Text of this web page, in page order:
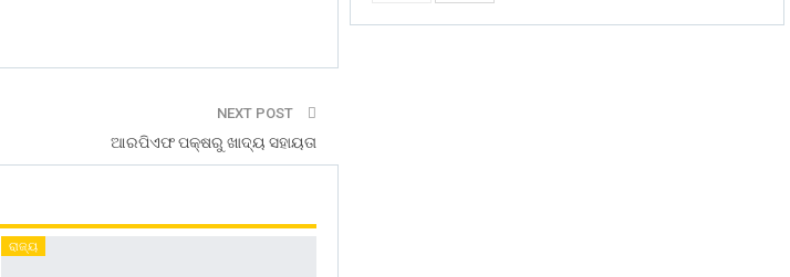
NEXT POST
ଆରପିଏଫ ପକ୍ଷରୁ ଖାଦ୍ୟ ସହାୟତା
ରାଜ୍ୟ